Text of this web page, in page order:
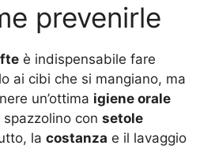
prevenirle
è indispensabile fare
ai cibi che si mangiano, ma
un’ottima igiene orale
spazzolino con setole
la costanza e il lavaggio